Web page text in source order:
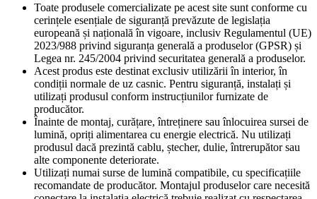
Toate produsele comercializate pe acest site sunt conforme cu
cerințele esențiale de siguranță prevăzute de legislația
europeană și națională în vigoare, inclusiv Regulamentul (UE)
2023/988 privind siguranța generală a produselor (GPSR) și
Legea nr. 245/2004 privind securitatea generală a produselor.
Acest produs este destinat exclusiv utilizării în interior, în
condiții normale de uz casnic. Pentru siguranță, instalați și
utilizați produsul conform instrucțiunilor furnizate de
producător.
Înainte de montaj, curățare, întreținere sau înlocuirea sursei de
lumină, opriți alimentarea cu energie electrică. Nu utilizați
produsul dacă prezintă cablu, ștecher, dulie, întrerupător sau
alte componente deteriorate.
Utilizați numai surse de lumină compatibile, cu specificațiile
recomandate de producător. Montajul produselor care necesită